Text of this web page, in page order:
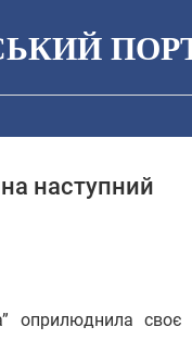
наступний
оприлюднила своє